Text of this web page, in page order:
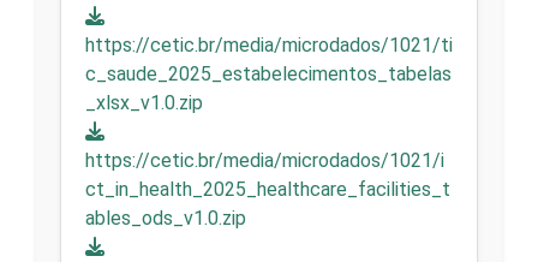
https://cetic.br/media/microdados/1021/ti
c_saude_2025_estabelecimentos_tabelas
_xlsx_v1.0.zip
https://cetic.br/media/microdados/1021/i
ct_in_health_2025_healthcare_facilities_t
ables_ods_v1.0.zip